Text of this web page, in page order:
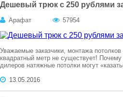
Дешевый трюк с 250 рублями
Арафат 57954
Уважаемые заказчики, монтажа
квадратный метр не существует!
дилеров натяжные потолки могут
13.05.2016